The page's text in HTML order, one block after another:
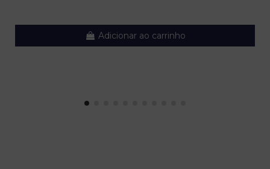
Adicionar ao carrinho